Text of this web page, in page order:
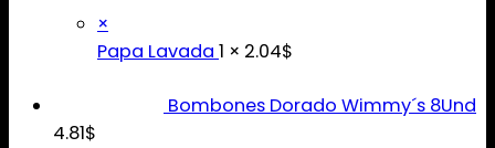
×
Papa Lavada 1 × 2.04$
Bombones Dorado Wimmy´s 8Und
4.81$